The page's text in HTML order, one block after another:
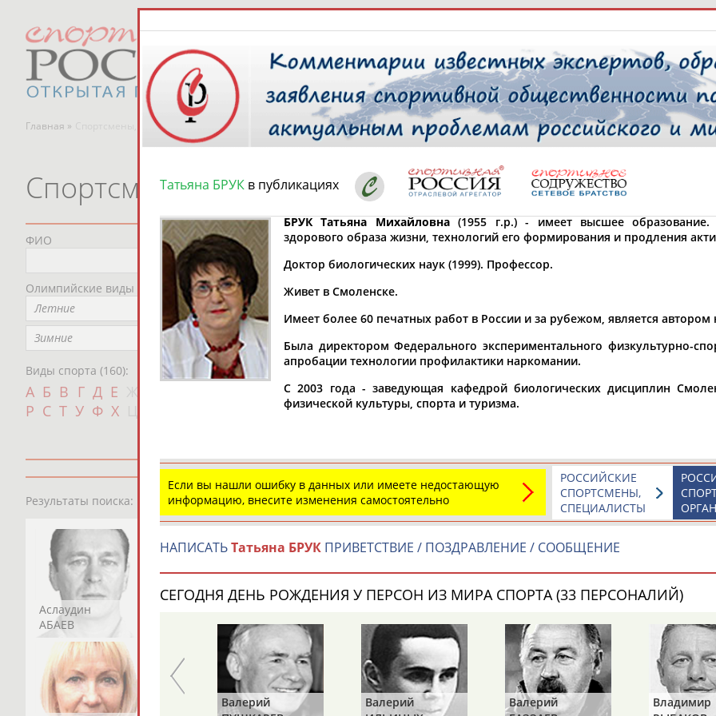
Главная » Спортсмены, тренеры и специалисты ТАБЛО
РЕСУРСНАЯ ПЛОЩАДКА
Спортсмены, тренеры и специалисты
ФИО
Олимпийские виды спорта
Летние
Зимние
Виды спорта (160):
А Б В Г Д Е
П
Р С Т У Ф Х
Представляет регион*
Не выбран
Место рождения
Не выбран
Дата рождения
с
чч мм год
Результаты поиска: 13181персон
Аслаудин
АБАЕВ
АБАКУМОВА
АБАЛАКИНА
АБАРЕНОВ
АБАСОВА
Татьяна БРУК в публикациях
БРУК Татьяна Михайловна(1955 г.р.) - имеет высшее образование.
здорового образа жизни, технологий его формирования и продления
Доктор биологических наук (1999). Профессор.
Живет в Смоленске.
Имеет более 60 печатных работ в России и за рубежом, является
Была директором Федерального экспериментального физкультурно-
апробации технологии профилактики наркомании.
С 2003 года - заведующая кафедрой биологических дисциплин
физической культуры, спорта и туризма.
Если вы нашли ошибку в данных или имеете недостающую
информацию, внесите изменения самостоятельно
РОССИЙСКИЕ
СПОРТСМЕНЫ,
СПЕЦИАЛИСТЫ
НАПИСАТЬТатьяна БРУК ПРИВЕТСТВИЕ / ПОЗДРАВЛЕНИЕ / СООБЩЕНИЕ
СЕГОДНЯ ДЕНЬ РОЖДЕНИЯ У ПЕРСОН ИЗ МИРА СПОРТА (33 ПЕРСОНАЛИЙ)
Харис
Валерий
Валерий
Валерий
Владимир